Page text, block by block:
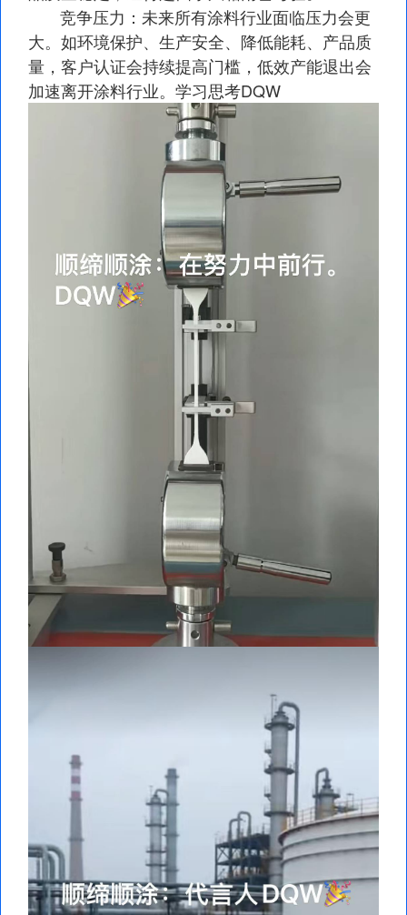
竞争压力：未来所有涂料行业面临压力会更
大。如环境保护、生产安全、降低能耗、产品质
量，客户认证会持续提高门槛，低效产能退出会
加速离开涂料行业。学习思考DQW